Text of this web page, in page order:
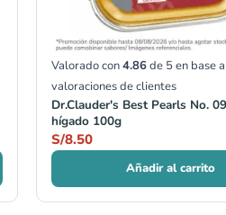
Valorado con4.86de 5 en base a
valoraciones de clientes
Dr.Clauder's Best Pearls No.
hígado 100g
S/8.50
Añadir al carrito